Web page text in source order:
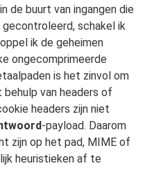
de buurt van ingangen die
gecontroleerd, schakel ik
ik de geheimen
ongecomprimeerde
is het zinvol om
van headers of
headers zijn niet
-payload. Daarom
zijn op het pad, MIME of
heuristieken af te